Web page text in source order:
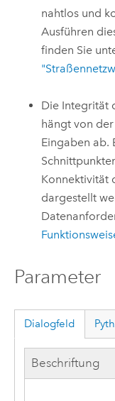
nahtlos und
Ausführen
finden Sie
Die Integrität
hängt von
Eingaben ab.
Konnektivität
dargestellt
Parameter
Dialogfeld
Beschriftung